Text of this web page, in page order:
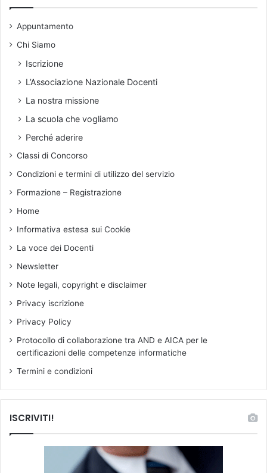
o Appuntamento
Chi Siamo
Iscrizione
L’Associazione Nazionale Docenti
La nostra missione
La scuola che vogliamo
Perché aderire
Classi di Concorso
Condizioni e termini di utilizzo del servizio
Formazione – Registrazione
Home
Informativa estesa sui Cookie
La voce dei Docenti
Newsletter
Note legali, copyright e disclaimer
Privacy iscrizione
Privacy Policy
Protocollo di collaborazione tra AND e AICA per le
certificazioni delle competenze informatiche
Termini e condizioni
ISCRIVITI!